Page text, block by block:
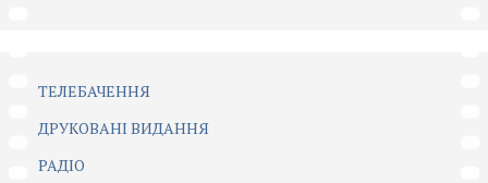
ТЕЛЕБАЧЕННЯ
ДРУКОВАНІ ВИДАННЯ
РАДІО